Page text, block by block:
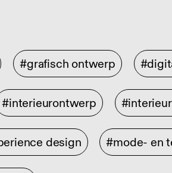
#grafisch ontwerp
#interieurontwerp
design #mode- en